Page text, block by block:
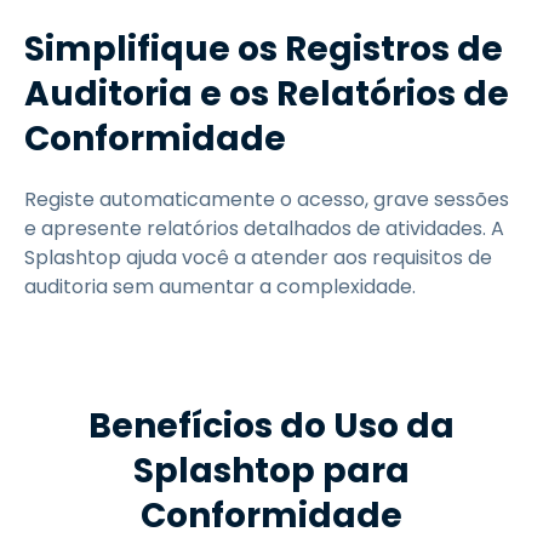
Simplifique os Registros de
Auditoria e os Relatórios de
Conformidade
Registe automaticamente o acesso, grave sessões
e apresente relatórios detalhados de atividades. A
Splashtop ajuda você a atender aos requisitos de
auditoria sem aumentar a complexidade.
Benefícios do Uso da
Splashtop para
Conformidade